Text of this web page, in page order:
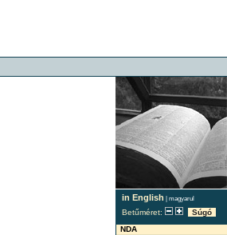
in English | magyarul
Betűméret:
Súgó
NDA